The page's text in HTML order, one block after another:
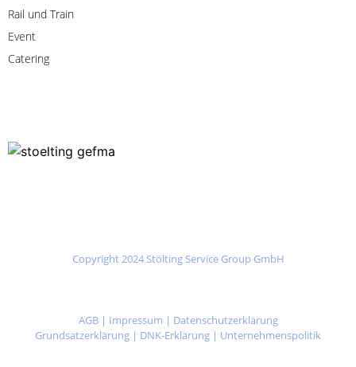
Rail und Train
Event
Catering
Copyright 2024 Stölting Service Group GmbH
AGB| Impressum | Datenschutzerklärung
Grundsatzerklärung | DNK-Erklärung | Unternehmenspolitik